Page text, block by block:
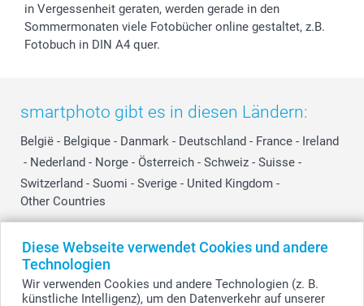
Diese Webseite verwendet Cookies und andere
Technologien
Wir verwenden Cookies und andere Technologien (z. B.
künstliche Intelligenz), um den Datenverkehr auf unserer
in Vergessenheit geraten, werden gerade in den
Sommermonaten viele Fotobücher online gestaltet, z.B.
Fotobuch in DIN A4 quer.
smartphoto gibt es in diesen Ländern:
België - Belgique - Danmark - Deutschland - France - Ireland
- Nederland - Norge - Österreich - Schweiz - Suisse -
Switzerland - Suomi - Sverige - United Kingdom -
Other Countries
Alle Preise verstehen sich in Schweizer Franken (CHF) inkl. MwSt. und zzgl.